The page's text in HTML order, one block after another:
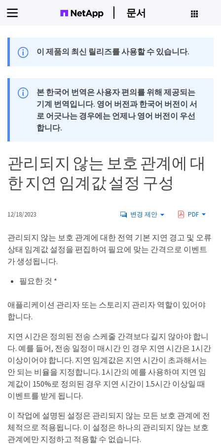
문서
이 제품의 최신 릴리즈를 사용할 수 있습니다.
본 한국어 번역은 사용자 편의를 위해 제공되는
기계 번역입니다. 영어 버전과 한국어 버전이 서
로 어긋나는 경우에는 언제나 영어 버전이 우선
합니다.
관리되지 않는 보호 관계에 대
한 지연 임계값 설정 구성
12/18/2023 변경 제안 PDF
관리되지 않는 보호 관계에 대한 전역 기본 지연 경고 및 오류
상태 임계값 설정을 편집하여 필요에 맞는 간격으로 이벤트
가 생성됩니다.
필요한 것 *
애플리케이션 관리자 또는 스토리지 관리자 역할이 있어야
합니다.
지연 시간은 정의된 전송 스케줄 간격보다 길지 않아야 합니
다. 예를 들어, 전송 일정이 매시간 인 경우 지연 시간은 1시간
이상이어야 합니다. 지연 임계값은 지연 시간이 초과해서는
안 되는 비율을 지정합니다. 1시간의 예를 사용하여 지연 임
계값이 150%로 정의된 경우 지연 시간이 1.5시간 이상일 때
이벤트를 받게 됩니다.
이 작업에 설명된 설정은 관리되지 않는 모든 보호 관계에 전
체적으로 적용됩니다. 이 설정은 하나의 관리되지 않는 보호
관계에만 지정하고 적용할 수 없습니다.